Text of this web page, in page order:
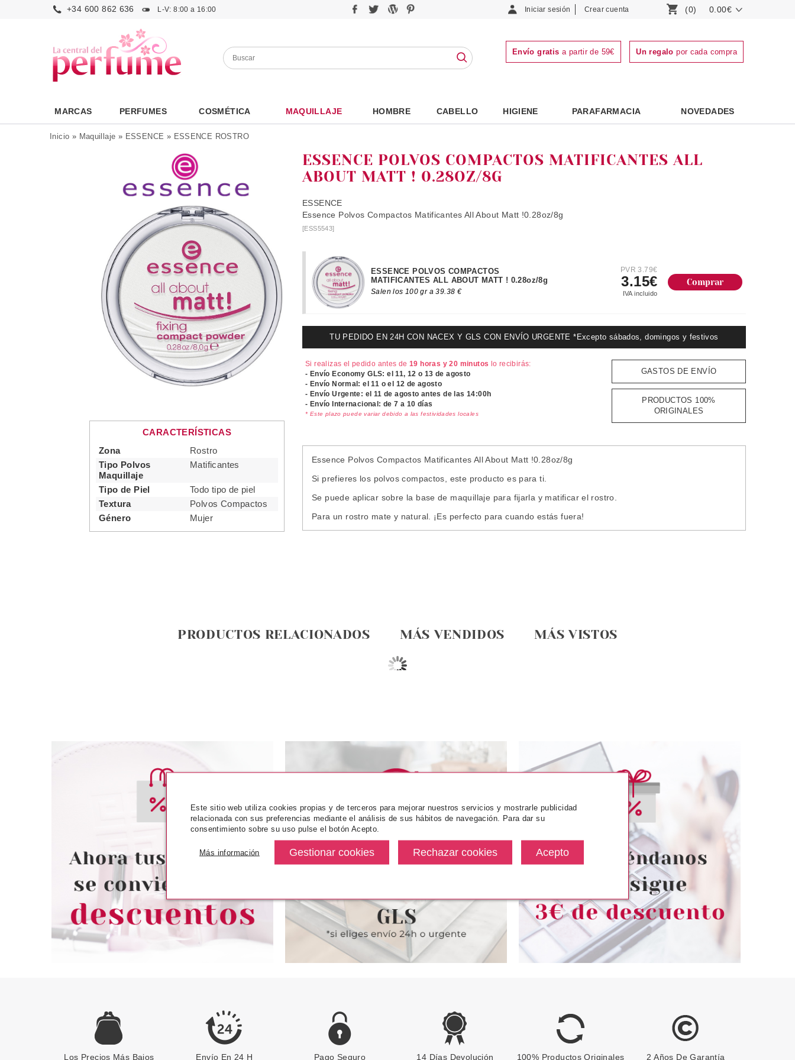
+34 600 862 636 L-V: 8:00 a 16:00 Iniciar sesión Crear cuenta (0) 0.00€
Envío gratis a partir de 59€ Un regalo por cada compra
MARCAS PERFUMES COSMÉTICA MAQUILLAJE HOMBRE CABELLO HIGIENE PARAFARMACIA NOVEDADES
Inicio » Maquillaje » ESSENCE » ESSENCE ROSTRO
CARACTERÍSTICAS
Zona
Rostro
Tipo Polvos
Maquillaje
Matificantes
Tipo de Piel
Todo tipo de piel
Textura
Polvos Compactos
Género
Mujer
ESSENCE POLVOS COMPACTOS MATIFICANTES ALL
ABOUT MATT ! 0.28OZ/8G
ESSENCE
Essence Polvos Compactos Matificantes All About Matt !0.28oz/8g
[ESS5543]
ESSENCE POLVOS COMPACTOS
MATIFICANTES ALL ABOUT MATT ! 0.28oz/8g
Salen los 100 gr a 39.38 €
PVR 3.79€
3.15€
IVA incluido
TU PEDIDO EN 24H CON NACEX Y GLS CON ENVÍO URGENTE *Excepto sábados, domingos y festivos
Si realizas el pedido antes de19 horas y 20 minutos lo recibirás:
- Envío Economy GLS: el11, 12 o 13 de agosto
- Envío Normal: el11 o el 12 de agosto
- Envío Urgente: el 11 de agosto antes de las 14:00h
- Envío Internacional: de 7 a 10 días
* Este plazo puede variar debido a las festividades locales
GASTOS DE ENVÍO
PRODUCTOS 100%
ORIGINALES
Essence Polvos Compactos Matificantes All About Matt !0.28oz/8g
Si prefieres los polvos compactos, este producto es para ti.
Se puede aplicar sobre la base de maquillaje para fijarla y matificar el rostro.
Para un rostro mate y natural. ¡Es perfecto para cuando estás fuera!
PRODUCTOS RELACIONADOS MÁS VENDIDOS MÁS VISTOS
ESSENCE FOUNDATION STICK
Pvr 5.99€
5.16€
ESSENCE
ESSENCE ILUMINADOR EN
STICK BABY GOT HOLO GLOW
Pvr 4.19€
ESSENCE
ESSENCE HYDRO HERO
PREBASE HIDRATANTE 30 ML
ESSENCE
ESSENCE ILUMINADOR ALOHA,
desde
ESSENCE SKIN TINT CREMA
HIDRATANTE CON COLOR 70
Pvr 4.99€
-13%
desde
ESSENCE
Los Precios Más Bajos Envío En 24 H Pago Seguro 14 Días Devolución 100% Productos Originales 2 Años De Garantía
Este sitio web utiliza cookies propias y de terceros para mejorar nuestros servicios y mostrarle publicidad
relacionada con sus preferencias mediante el análisis de sus hábitos de navegación. Para dar su
consentimiento sobre su uso pulse el botón Acepto.
Más información